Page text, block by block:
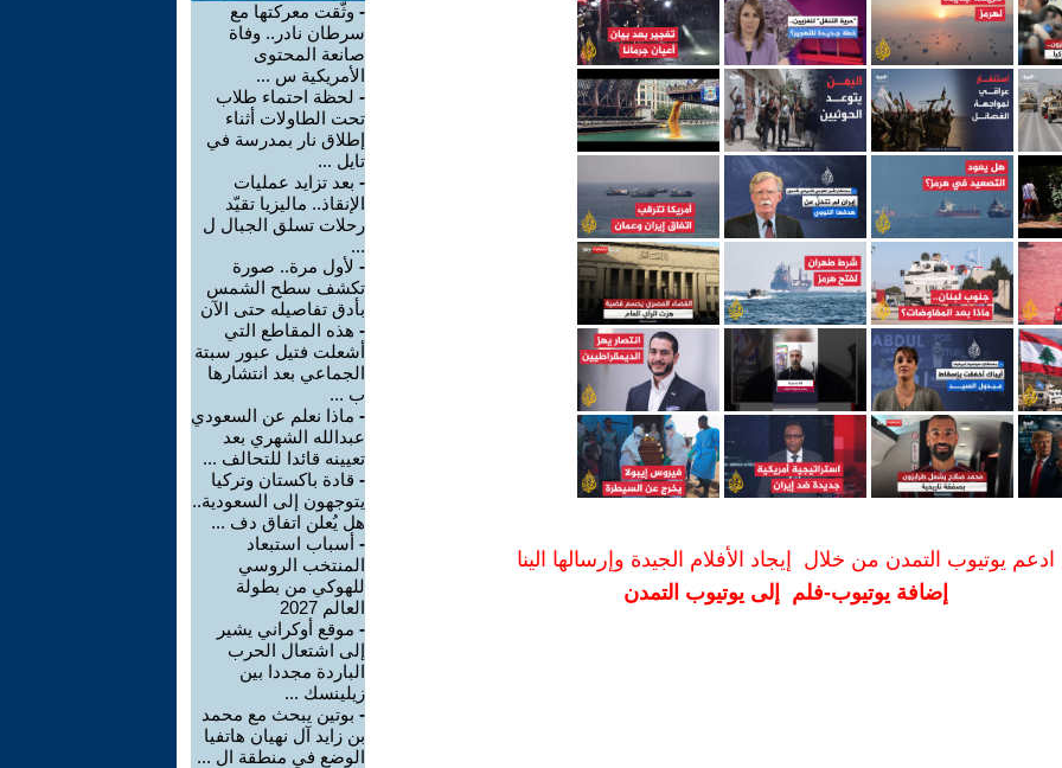
ادعم يوتيوب التمدن من خلال إيجاد الأفلام الجيدة وإرسالها الينا
إضافة يوتيوب-فلم إلى يوتيوب التمدن
- وثّقت معركتها مع
سرطان نادر.. وفاة
صانعة المحتوى
الأمريكية س ...
- لحظة احتماء طلاب
تحت الطاولات أثناء
إطلاق نار بمدرسة في
تايل ...
- بعد تزايد عمليات
الإنقاذ.. ماليزيا تقيّد
رحلات تسلق الجبال ل
...
- لأول مرة.. صورة
تكشف سطح الشمس
بأدق تفاصيله حتى الآن
- هذه المقاطع التي
أشعلت فتيل عبور سبتة
الجماعي بعد انتشارها
ب ...
- ماذا نعلم عن السعودي
عبدالله الشهري بعد
تعيينه قائدا للتحالف ...
- قادة باكستان وتركيا
يتوجهون إلى السعودية..
هل يُعلن اتفاق دف ...
- أسباب استبعاد
المنتخب الروسي
للهوكي من بطولة
العالم 2027
- موقع أوكراني يشير
إلى اشتعال الحرب
الباردة مجددا بين
زيلينسك ...
- بوتين يبحث مع محمد
بن زايد آل نهيان هاتفيا
الوضع في منطقة ال ...